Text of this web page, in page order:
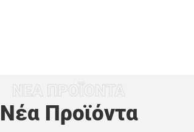
Νέα Προϊόντα
ΝΈΑ ΠΡΟΪΌΝΤΑ